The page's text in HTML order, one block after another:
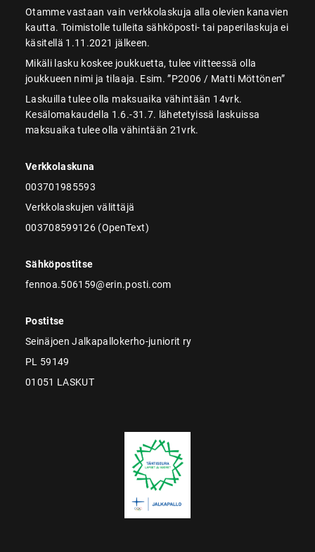
Otamme vastaan vain verkkolaskuja alla olevien kanavien
kautta. Toimistolle tulleita sähköposti- tai paperilaskuja ei
käsitellä 1.11.2021 jälkeen.
Mikäli lasku koskee joukkuetta, tulee viitteessä olla
joukkueen nimi ja tilaaja. Esim. ”P2006 / Matti Möttönen”
Laskuilla tulee olla maksuaika vähintään 14vrk.
Kesälomakaudella 1.6.-31.7. lähetetyissä laskuissa
maksuaika tulee olla vähintään 21vrk.
Verkkolaskuna
003701985593
Verkkolaskujen välittäjä
003708599126 (OpenText)
Sähköpostitse
fennoa.506159@erin.posti.com
Postitse
Seinäjoen Jalkapallokerho-juniorit ry
PL 59149
01051 LASKUT